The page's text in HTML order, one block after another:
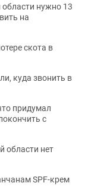
нужно 13
на
скота в
куда звонить в
придумал
с
области нет
SPF-крем